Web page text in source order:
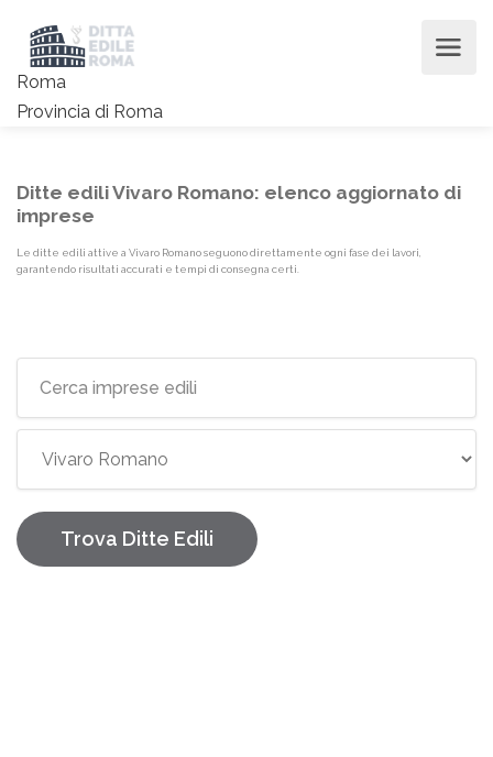
Roma
Provincia di Roma
Ditte edili Vivaro Romano: elenco aggiornato di
imprese
Le ditte edili attive a Vivaro Romano seguono direttamente ogni fase dei lavori,
garantendo risultati accurati e tempi di consegna certi.
Elenco imprese edili {label}
Trova Ditte Edili